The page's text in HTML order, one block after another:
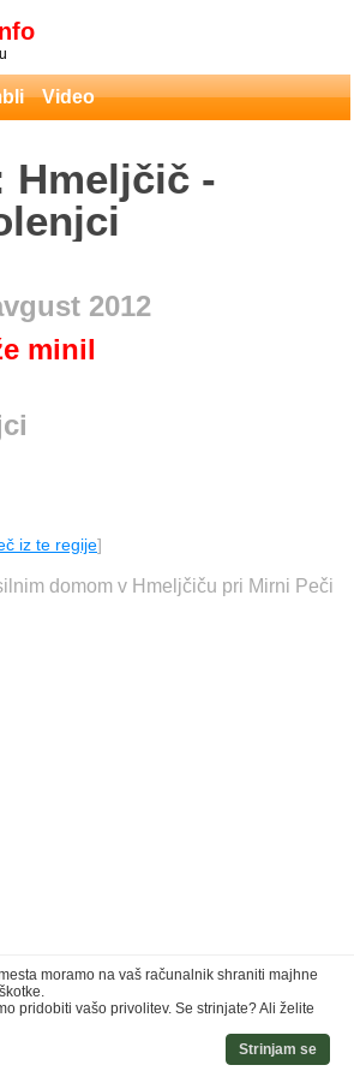
Video
Hmeljčič -
2012
minil
iz te regije]
domom v Hmeljčiču pri Mirni Peči
moramo na vaš računalnik shraniti majhne
pridobiti vašo privolitev. Se strinjate? Ali želite
Strinjam se